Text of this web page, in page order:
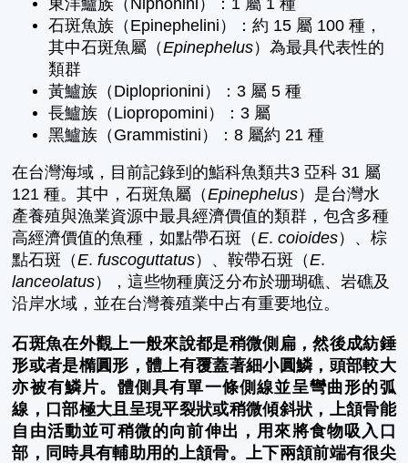
東洋鱸族（Niphonini）：1 屬 1 種
石斑魚族（Epinephelini）：約 15 屬 100 種，
其中石斑魚屬（Epinephelus）為最具代表性的
類群
黃鱸族（Diploprionini）：3 屬 5 種
長鱸族（Liopropomini）：3 屬
黑鱸族（Grammistini）：8 屬約 21 種
在台灣海域，目前記錄到的鮨科魚類共3 亞科 31 屬
121 種。其中，石斑魚屬（Epinephelus）是台灣水
產養殖與漁業資源中最具經濟價值的類群，包含多種
高經濟價值的魚種，如點帶石斑（E.coioides）、棕
點石斑（E.fuscoguttatus）、鞍帶石斑（E.
lanceolatus），這些物種廣泛分布於珊瑚礁、岩礁及
沿岸水域，並在台灣養殖業中占有重要地位。
石斑魚在外觀上一般來說都是稍微側扁，然後成紡錘
形或者是橢圓形，體上有覆蓋著細小圓鱗，頭部較大
亦被有鱗片。體側具有單一條側線並呈彎曲形的弧
線，口部極大且呈現平裂狀或稍微傾斜狀，上頷骨能
自由活動並可稍微的向前伸出，用來將食物吸入口
部，同時具有輔助用的上頷骨。上下兩頷前端有很尖